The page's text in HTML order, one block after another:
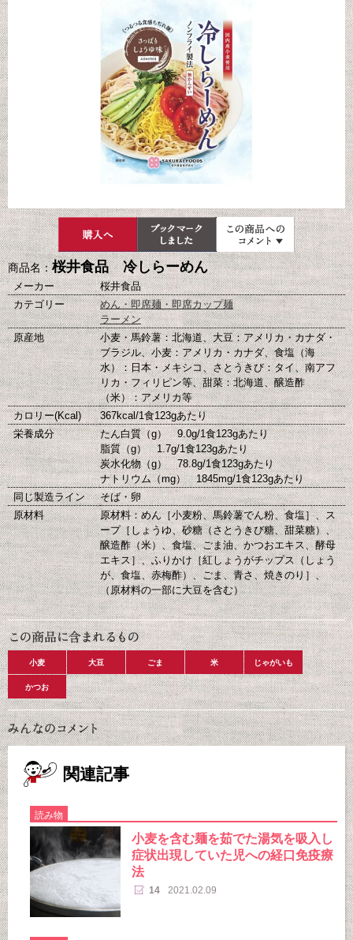
商品名：桜井食品 冷しらーめん
メーカー
桜井食品
カテゴリー
めん・即席麺・即席カップ麺
ラーメン
原産地
小麦・馬鈴薯：北海道、大豆：アメリカ・カナダ・
ブラジル、小麦：アメリカ・カナダ、食塩（海
水）：日本・メキシコ、さとうきび：タイ、南アフ
リカ・フィリピン等、甜菜：北海道、醸造酢
（米）：アメリカ等
カロリー(Kcal)
367kcal/1食123gあたり
栄養成分
たん白質（g） 9.0g/1食123gあたり
脂質（g） 1.7g/1食123gあたり
炭水化物（g） 78.8g/1食123gあたり
ナトリウム（mg） 1845mg/1食123gあたり
同じ製造ライン
そば・卵
原材料
原材料：めん［小麦粉、馬鈴薯でん粉、食塩］、ス
ープ［しょうゆ、砂糖（さとうきび糖、甜菜糖）、
醸造酢（米）、食塩、ごま油、かつおエキス、酵母
エキス］、ふりかけ［紅しょうがチップス（しょう
が、食塩、赤梅酢）、ごま、青さ、焼きのり］、
（原材料の一部に大豆を含む）
小麦 大豆 ごま 米 じゃがいも
かつお
関連記事
読み物
小麦を含む麺を茹でた湯気を吸入し
症状出現していた児への経口免疫療
法
14 2021.02.09